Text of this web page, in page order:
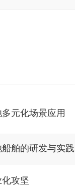
元化场景应用
舶的研发与实践
攻坚